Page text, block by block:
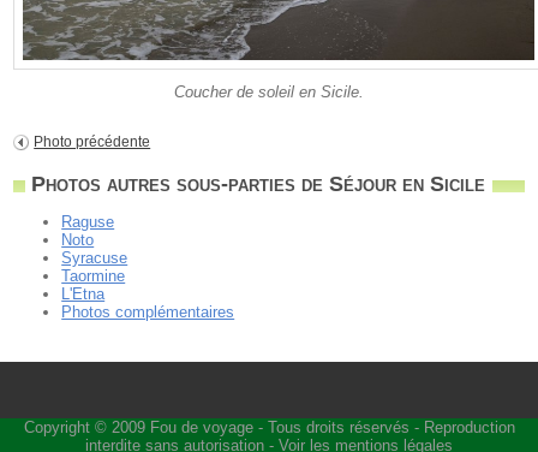
Coucher de soleil en Sicile.
Photo précédente
Photos autres sous-parties de Séjour en Sicile
Raguse
Noto
Syracuse
Taormine
L'Etna
Photos complémentaires
Copyright © 2009 Fou de voyage- Tous droits réservés - Reproduction
interdite sans autorisation - Voir les mentions légales